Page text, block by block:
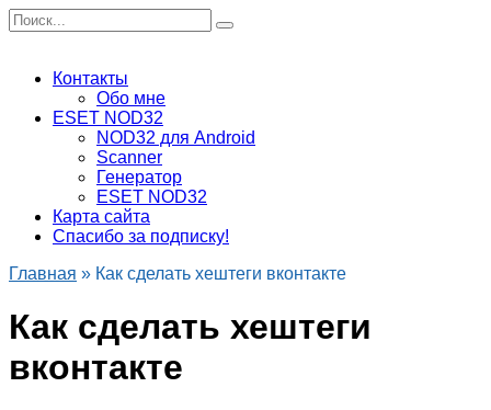
Перейти
к
Search
for:
Контакты
Обо мне
ESET NOD32
NOD32 для Android
Scanner
Генератор
ESET NOD32
Карта сайта
Спасибо за подписку!
Главная » Как сделать хештеги вконтакте
Как сделать хештеги
вконтакте